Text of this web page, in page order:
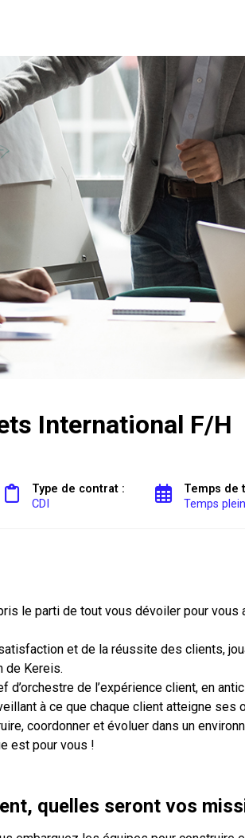
International F/H
Type de contrat :
CDI
Temps de
Temps plein
le parti de tout vous dévoiler pour
et de la réussite des clients,
de Kereis.
d’orchestre de l’expérience client, en
à ce que chaque client atteigne
coordonner et évoluer dans un
est pour vous !
quelles seront vos